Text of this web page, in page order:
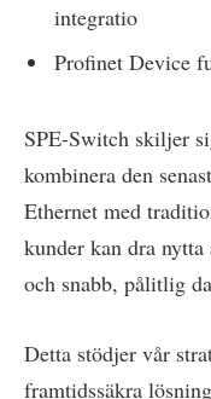
integratio
Profinet Device
SPE-Switch skiljer
kombinera den
Ethernet med
kunder kan dra nytta
och snabb, pålitlig
Detta stödjer vår
framtidssäkra